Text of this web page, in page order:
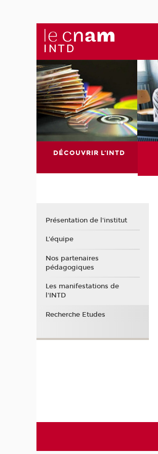
DÉCOUVRIR L'INTD
Présentation de l'institut
L'équipe
Nos partenaires
pédagogiques
Les manifestations de
l'INTD
Recherche Etudes